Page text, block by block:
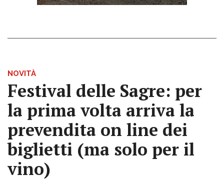
NOVITÀ
Festival delle Sagre: per
la prima volta arriva la
prevendita on line dei
biglietti (ma solo per il
vino)